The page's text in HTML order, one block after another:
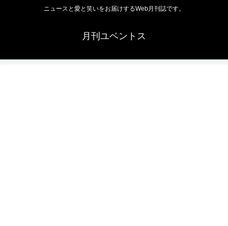
ニュースと愛と笑いをお届けするWeb月刊誌です。
月刊ユベントス